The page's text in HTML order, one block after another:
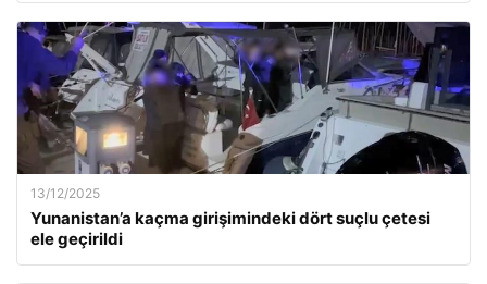
13/12/2025
Yunanistan’a kaçma girişimindeki dört suçlu çetesi
ele geçirildi